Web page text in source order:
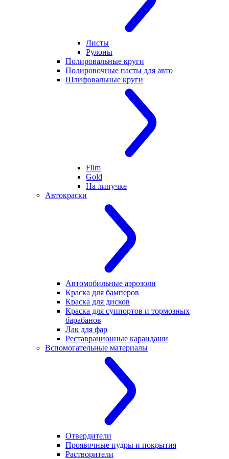
Листы
Рулоны
Полировальные круги
Полировочные пасты для авто
Шлифовальные круги
Film
Gold
На липучке
Автокраски
Автомобильные аэрозоли
Краска для бамперов
Краска для дисков
Краска для суппортов и тормозных
барабанов
Лак для фар
Реставрационные карандаши
Вспомогательные материалы
Отвердители
Проявочные пудры и покрытия
Растворители